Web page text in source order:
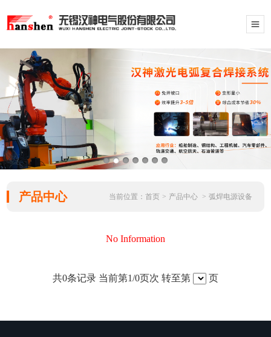
产品中心 当前位置： 首页 > 产品中心 > 弧焊电源设备
No Information
共0条记录 当前第1/0页次 转至第 页